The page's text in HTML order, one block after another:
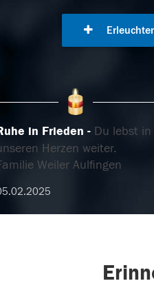
in Frieden
Du lebst in
Herzen weiter.
Weiler Aulfingen